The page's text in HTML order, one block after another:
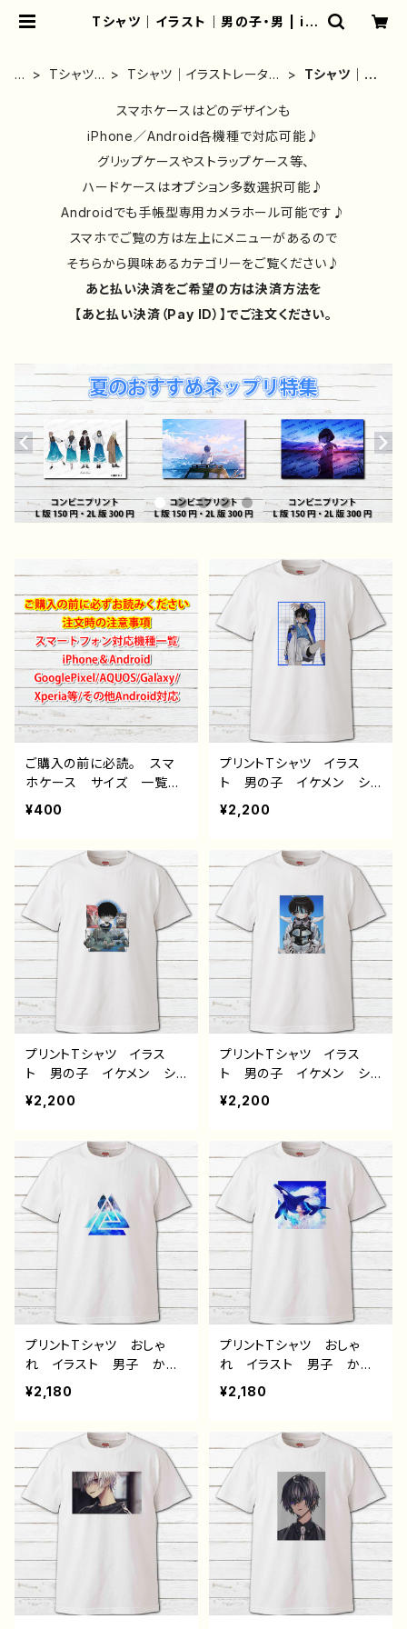
Tシャツ｜イラスト｜男の子・男 | iP
気/後払い/通販｜雑貨屋アリうさ
ホ
Tシャツ・
Tシャツ｜イラストレーター
｜おしゃれ
Tシャツ｜イ
スマホケースはどのデザインも
iPhone／Android各機種で対応可能♪
グリップケースやストラップケース等、
ハードケースはオプション多数選択可能♪
Androidでも手帳型専用カメラホール可能です♪
スマホでご覧の方は左上にメニューがあるので
そちらから興味あるカテゴリーをご覧ください♪
あと払い決済をご希望の方は決済方法を
【あと払い決済（Pay ID）】でご注文ください。
ご購入の前に必読。 スマ
ホケース サイズ 一覧
選び方 iPhoneケース A
eria GooglePixel AQ
UOS OPPO ワイモバイ
ル etc. 手帳型 全機種
対応
¥400
プリントTシャツ イラス
ト 男の子 イケメン ショ
タ 少年 かわいい かっ
こいい エモい おしゃ
ース 個性的 おすすめ
人気 イラストレーター
絵師 クリエイター 白
半袖シャツ デザイン コ
ラボ オリジナル デザイ
ン グッズ タイトル：風邪
引きサッカー部 作：風邪
早僕（ぼく）
¥2,200
プリントTシャツ イラス
ト 男の子 イケメン ショ
タ 少年 かわいい かっ
こいい エモい おしゃ
ース 個性的 おすすめ
人気 イラストレーター
絵師 クリエイター 白
半袖シャツ デザイン コ
ラボ オリジナル デザイ
ン グッズ タイトル：ハム
スター 作：風邪早僕（ぼ
¥2,200
プリントTシャツ イラス
ト 男の子 イケメン ショ
タ サッカー 少年 かわ
いい かっこいい エモ
ズ レディース 個性的
おすすめ 人気 イラスト
レーター 絵師 クリエイ
ター 白 半袖シャツ デ
ザイン コラボ オリジナ
ル デザイン グッズ タイ
トル：病弱天使蹴球部 作：
風邪早僕（ぼく）
¥2,200
プリントTシャツ おしゃ
れ イラスト 男子 かっ
こいい イケメン クー
ル エモい 動物 海 ク
ス 個性的 おすすめ 人
気 イラストレーター 絵
師 クリエイター 白 半
袖シャツ デザイン コラ
ボ オリジナル デザイ
ン グッズ タイトル：jellyf
¥2,180
プリントTシャツ おしゃ
れ イラスト 男子 かっ
こいい イケメン クー
ル エモい 動物 青空
ス 個性的 おすすめ 人
気 イラストレーター 絵
師 クリエイター 白 半
袖シャツ デザイン コラ
ボ オリジナル デザイ
ン グッズ タイトル：｢空
¥2,180